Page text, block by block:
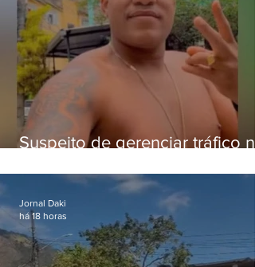
Suspeito de gerenciar tráfico na
foragido
Jornal Daki
há 18 horas